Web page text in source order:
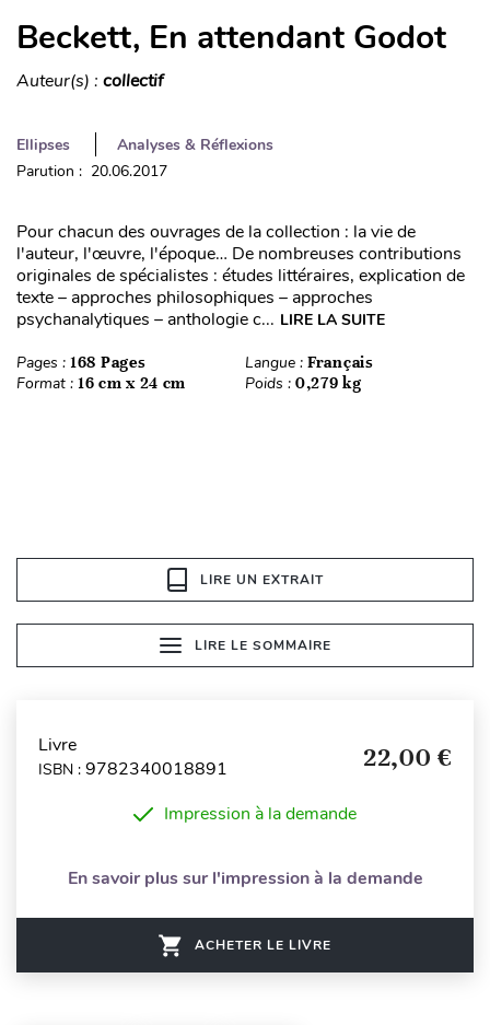
Beckett, En attendant Godot
Auteur(s) : collectif
Ellipses
Analyses & Réflexions
Parution : 20.06.2017
Pour chacun des ouvrages de la collection : la vie de
l'auteur, l'œuvre, l'époque… De nombreuses contributions
originales de spécialistes : études littéraires, explication de
texte – approches philosophiques – approches
psychanalytiques – anthologie c... LIRE LA SUITE
Pages : 168 Pages Langue : Français
Format : 16 cm x 24 cm Poids : 0,279 kg
LIRE UN EXTRAIT
LIRE LE SOMMAIRE
Livre
ISBN : 9782340018891 22,00 €
Impression à la demande
En savoir plus sur l'impression à la demande
ACHETER LE LIVRE